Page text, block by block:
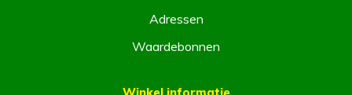
Adressen
Waardebonnen